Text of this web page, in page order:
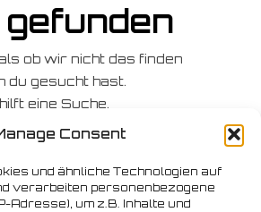
Consent
und ähnliche Technologien auf
verarbeiten personenbezogene
Adresse), um z.B. Inhalte und
ob wir nicht das finden
du gesucht hast.
eine Suche.